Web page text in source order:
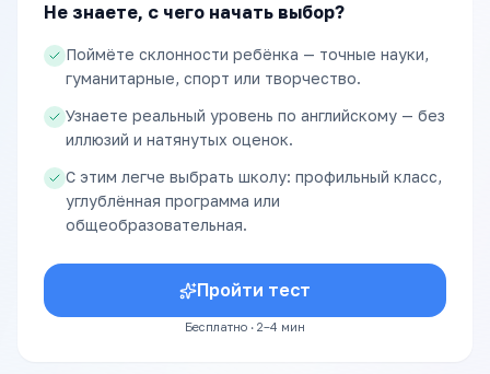
Не знаете, с чего начать выбор?
Поймёте склонности ребёнка — точные науки,
гуманитарные, спорт или творчество.
Узнаете реальный уровень по английскому — без
иллюзий и натянутых оценок.
С этим легче выбрать школу: профильный класс,
углублённая программа или
общеобразовательная.
Пройти тест
Бесплатно · 2–4 мин